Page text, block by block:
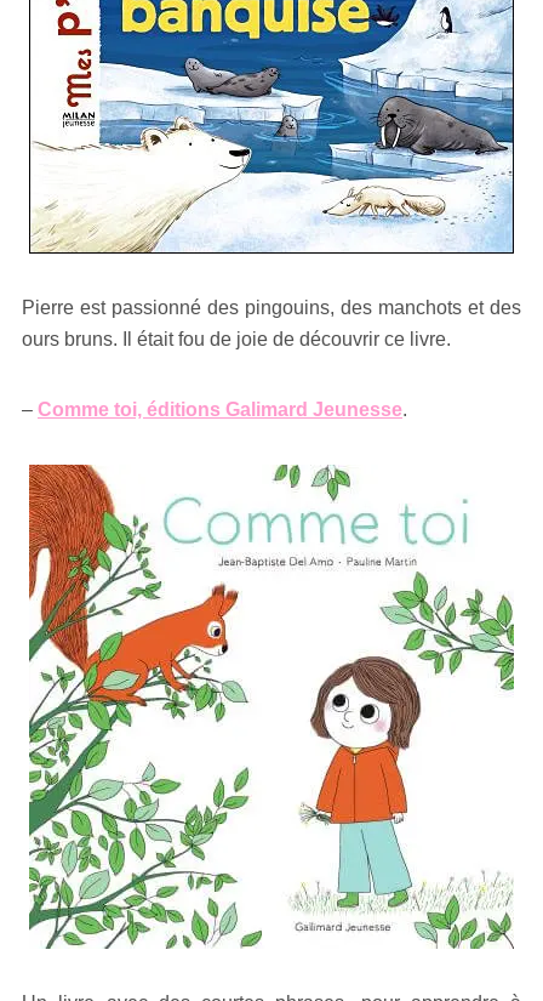
Pierre est passionné des pingouins, des manchots et des
ours bruns. Il était fou de joie de découvrir ce livre.
– Comme toi, éditions Galimard Jeunesse.